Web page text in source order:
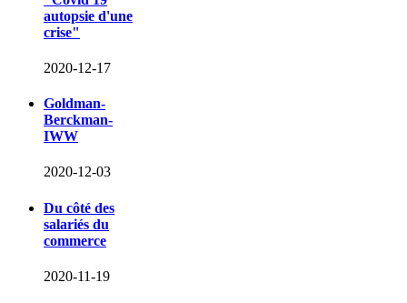
autopsie d'une
crise"
2020-12-17
Goldman-
Berckman-
IWW
2020-12-03
Du côté des
salariés du
commerce
2020-11-19